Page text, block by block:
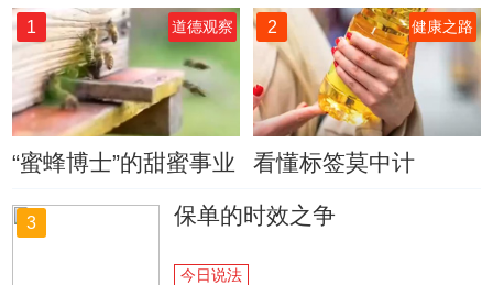
1 道德观察
“蜜蜂博士”的甜蜜事业
2 健康之路
看懂标签莫中计
3 保单的时效之争
今日说法